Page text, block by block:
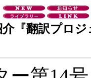
『翻訳プロジ